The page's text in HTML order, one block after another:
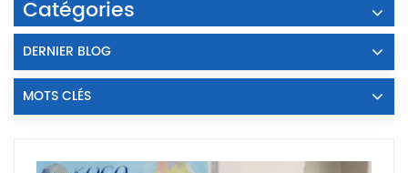
Catégories
DERNIER BLOG
MOTS CLÉS